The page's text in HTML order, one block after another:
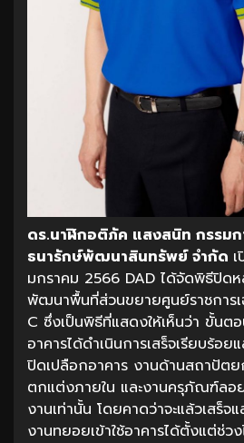
ดร.นาฬิกอติภัค แสงสนิท กรรม
ธนารักษ์พัฒนาสินทรัพย์ จำกัด
มกราคม 2566 DAD ได้จัดพิธีปิดห
พัฒนาพื้นที่ส่วนขยายศูนย์ราชการเ
C ซึ่งเป็นพิธีที่แสดงให้เห็นว่า ขั้นต
อาคารได้ดำเนินการเสร็จเรียบร้อ
ปิดเปลือกอาคาร งานด้านสถาปัตย
ตกแต่งภายใน และงานครุภัณฑ์ลอ
งานเท่านั้น โดยคาดว่าจะแล้วเสร็
งานทยอยเข้าใช้อาคารได้ตั้งแต่ช่ว